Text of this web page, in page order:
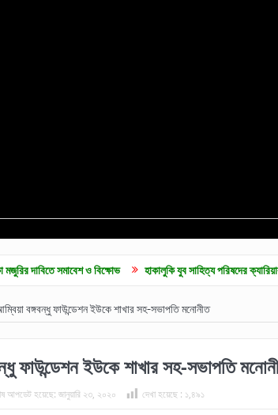
ও বিক্ষোভ হাকালুকি যুব সাহিত্য পরিষদের ক্যারিয়ার গাইডলাইন ও
বঙ্গবন্ধু ফাউন্ডেশন ইউকে শাখার সহ-সভাপতি মনোনীত
ফাউন্ডেশন ইউকে শাখার সহ-সভাপতি
আপডেট হয়েছে: জানুয়ারি ২৩, ২০২০ দেখা হয়েছে : ১,৪৯১